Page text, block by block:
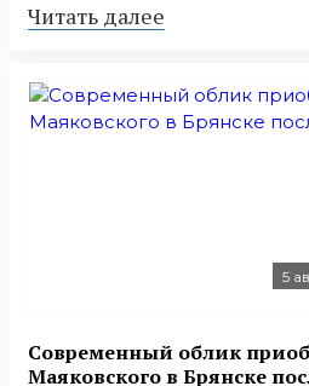
Читать далее
5
Современный облик
Маяковского в Брянске